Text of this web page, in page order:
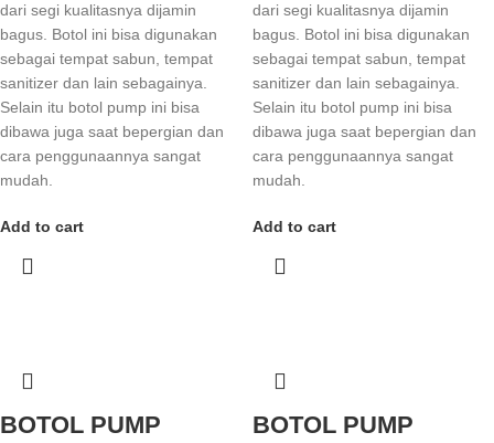
dari segi kualitasnya dijamin
bagus. Botol ini bisa digunakan
sebagai tempat sabun, tempat
sanitizer dan lain sebagainya.
Selain itu botol pump ini bisa
dibawa juga saat bepergian dan
cara penggunaannya sangat
mudah.
Add to cart
dari segi kualitasnya dijamin
bagus. Botol ini bisa digunakan
sebagai tempat sabun, tempat
sanitizer dan lain sebagainya.
Selain itu botol pump ini bisa
dibawa juga saat bepergian dan
cara penggunaannya sangat
mudah.
Add to cart
BOTOL PUMP
BOTOL PUMP